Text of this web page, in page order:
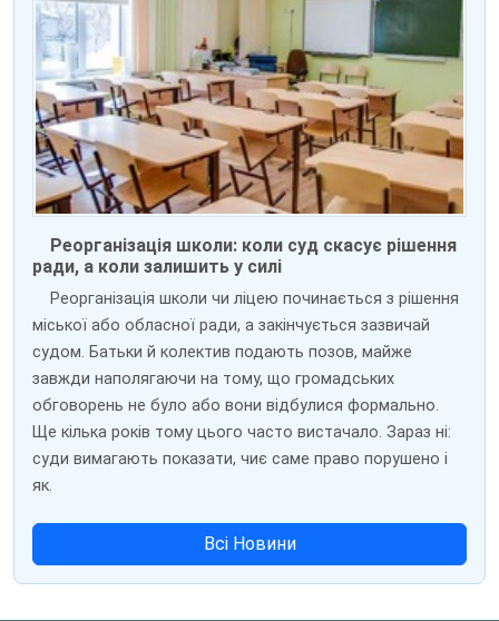
Реорганізація школи: коли суд скасує рішення
ради, а коли залишить у силі
Реорганізація школи чи ліцею починається з рішення
міської або обласної ради, а закінчується зазвичай
судом. Батьки й колектив подають позов, майже
завжди наполягаючи на тому, що громадських
обговорень не було або вони відбулися формально.
Ще кілька років тому цього часто вистачало. Зараз ні:
суди вимагають показати, чиє саме право порушено і
як.
Всі Новини